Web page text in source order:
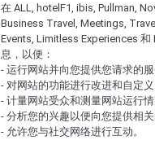
在 ALL, hotelF1, ibis, Pullman,
Business Travel, Meetings,
Events, Limitless Experiences 和
息，以便：
- 运行网站并向您提供您请求的
- 对网站的功能进行改进和自定义
- 计量网站受众和测量网站运行
- 分析您的兴趣以便向您提供相
- 允许您与社交网络进行互动。